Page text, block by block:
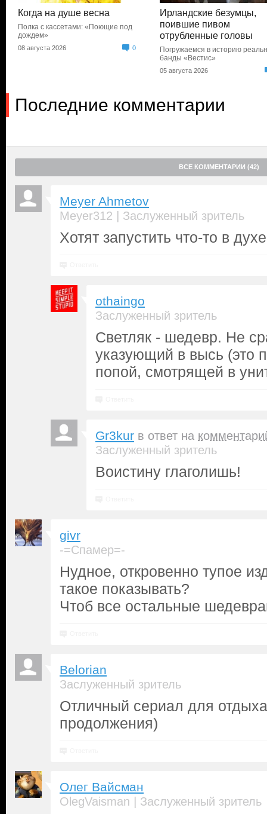
Когда на душе весна
Полка с кассетами: «Поющие под
дождем»
08 августа 2026 0
Ирландские безумцы,
поившие пивом
отрубленные головы
Погружаемся в историю
банды «Вестис»
05 августа 2026
Последние комментарии
ВСЕ КОММЕНТАРИИ (42)
Meyer Ahmetov
Meyer312 | Заслуженный зритель
Хотят запустить что-то в
othaingo
Заслуженный зритель
Светляк - шедевр. Не
указующий в высь (это
попой, смотрящей в
Gr3kur в ответ на
Заслуженный зритель
Воистину глаголишь!
givr
-=Спамер=-
Нудное, откровенно тупое
такое показывать?
Чтоб все остальные
Belorian
Заслуженный зритель
Отличный сериал для
продолжения)
Олег Вайсман
OlegVaisman | Заслуженный зритель